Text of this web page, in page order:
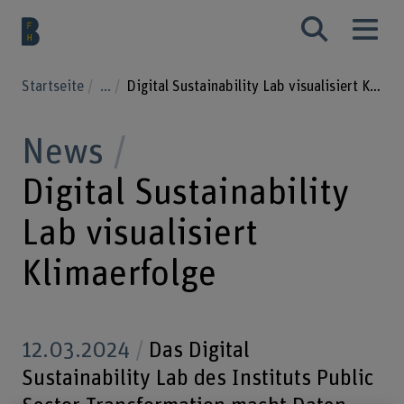
Startseite ... Digital Sustainability Lab visualisiert Klimaerfolge
News
Digital Sustainability
Lab visualisiert
Klimaerfolge
12.03.2024
Das Digital
Sustainability Lab des Instituts Public